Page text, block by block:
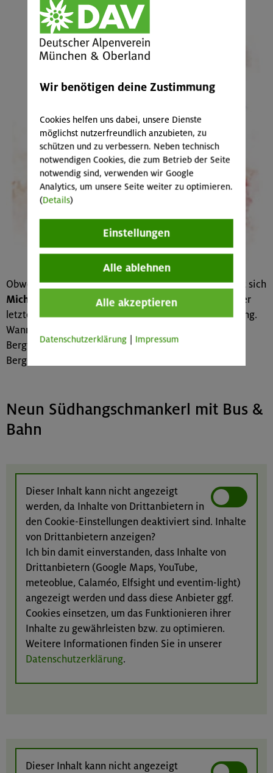
Obwohl leidenschaftlicher Ski(hoch)tourengeher freut sich
Michael Pröttel
Jahr für Jahr über den Wechsel von der
letzten Gletscherabfahrt zur ersten Frühlingswanderung.
Wann man genau starten kann, erklärt der erfahrene
Bergwanderführer jeden Donnerstag auf dem DAV
Bergbericht.
Neun Südhangschmankerl mit Bus &
Bahn
Dieser Inhalt kann nicht angezeigt
werden, da Inhalte von Drittanbietern in
den Cookie-Einstellungen deaktiviert sind. Inhalte
von Drittanbietern anzeigen?
Ich bin damit einverstanden, dass Inhalte von
Drittanbietern (Google Maps, YouTube,
meteoblue, Calaméo, Elfsight und eventim-light)
angezeigt werden und dass diese Anbieter ggf.
Cookies einsetzen, um das Funktionieren ihrer
Inhalte zu gewährleisten bzw. zu optimieren.
Weitere Informationen finden Sie in unserer
Datenschutzerklärung.
Dieser Inhalt kann nicht angezeigt
Wir benötigen deine Zustimmung
Cookies helfen uns dabei, unsere Dienste
möglichst nutzerfreundlich anzubieten, zu
schützen und zu verbessern. Neben technisch
notwendigen Cookies, die zum Betrieb der Seite
notwendig sind, verwenden wir Google
Analytics, um unsere Seite weiter zu optimieren.
(Details)
Einstellungen
Alle ablehnen
Alle akzeptieren
Datenschutzerklärung Impressum